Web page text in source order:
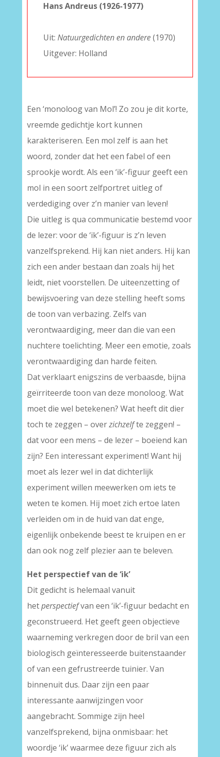
Hans Andreus (1926-1977)
Uit: Natuurgedichten en andere(1970)
Uitgever: Holland
Een ‘monoloog van Mol’! Zo zou je dit korte,
vreemde gedichtje kort kunnen
karakteriseren. Een mol zelf is aan het
woord, zonder dat het een fabel of een
sprookje wordt. Als een ‘ik’-figuur geeft een
mol in een soort zelfportret uitleg of
verdediging over z’n manier van leven!
Die uitleg is qua communicatie bestemd voor
de lezer: voor de ‘ik’-figuur is z’n leven
vanzelfsprekend. Hij kan niet anders. Hij kan
zich een ander bestaan dan zoals hij het
leidt, niet voorstellen. De uiteenzetting of
bewijsvoering van deze stelling heeft soms
de toon van verbazing. Zelfs van
verontwaardiging, meer dan die van een
nuchtere toelichting. Meer een emotie, zoals
verontwaardiging dan harde feiten.
Dat verklaart enigszins de verbaasde, bijna
geïrriteerde toon van deze monoloog. Wat
moet die wel betekenen? Wat heeft dit dier
toch te zeggen – overzichzelfte zeggen! –
dat voor een mens – de lezer – boeiend kan
zijn? Een interessant experiment! Want hij
moet als lezer wel in dat dichterlijk
experiment willen meewerken om iets te
weten te komen. Hij moet zich ertoe laten
verleiden om in de huid van dat enge,
eigenlijk onbekende beest te kruipen en er
dan ook nog zelf plezier aan te beleven.
Het perspectief van de ‘ik’
Dit gedicht is helemaal vanuit
hetperspectiefvan een ‘ik’-figuur bedacht en
geconstrueerd. Het geeft geen objectieve
waarneming verkregen door de bril van een
biologisch geïnteresseerde buitenstaander
of van een gefrustreerde tuinier. Van
binnenuit dus. Daar zijn een paar
interessante aanwijzingen voor
aangebracht. Sommige zijn heel
vanzelfsprekend, bijna onmisbaar: het
woordje ‘ik’ waarmee deze figuur zich als